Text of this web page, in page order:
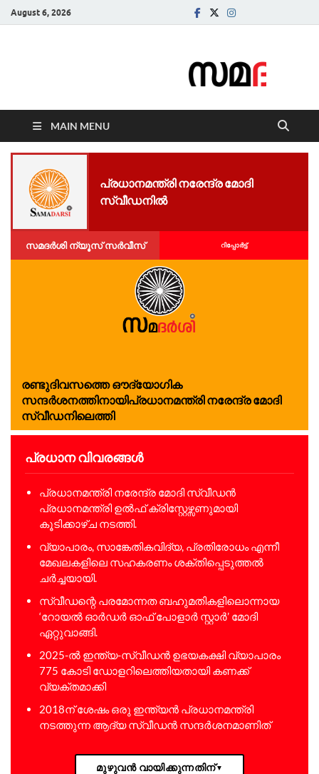
August 6, 2026
MAIN MENU
പ്രധാനമന്ത്രി നരേന്ദ്ര മോദി
സ്വീഡനിൽ
സമദർശി ന്യൂസ് സർവീസ് റിപ്പോര്‍ട്ട്
രണ്ടുദിവസത്തെ ഔദ്യോഗിക
സന്ദർശനത്തിനായിപ്രധാനമന്ത്രി നരേന്ദ്ര മോദി
സ്വീഡനിലെത്തി
പ്രധാന വിവരങ്ങൾ
പ്രധാനമന്ത്രി നരേന്ദ്ര മോദി സ്വീഡൻ
പ്രധാനമന്ത്രി ഉൽഫ് ക്രിസ്റ്റേഴ്സണുമായി
കൂടിക്കാഴ്ച നടത്തി.
വ്യാപാരം, സാങ്കേതികവിദ്യ, പ്രതിരോധം എന്നീ
മേഖലകളിലെ സഹകരണം ശക്തിപ്പെടുത്തൽ
ചർച്ചയായി.
സ്വീഡന്റെ പരമോന്നത ബഹുമതികളിലൊന്നായ
‘റോയൽ ഓർഡർ ഓഫ് പോളാർ സ്റ്റാർ’ മോദി
ഏറ്റുവാങ്ങി.
2025-ൽ ഇന്ത്യ-സ്വീഡൻ ഉഭയകക്ഷി വ്യാപാരം
775 കോടി ഡോളറിലെത്തിയതായി കണക്ക്
വ്യക്തമാക്കി
2018ന് ശേഷം ഒരു ഇന്ത്യൻ പ്രധാനമന്ത്രി
നടത്തുന്ന ആദ്യ സ്വീഡൻ സന്ദർശനമാണിത്
മുഴുവൻ വായിക്കുന്നതിന്▼